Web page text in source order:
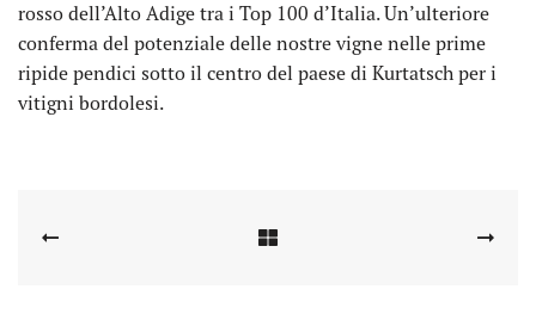
rosso dell’Alto Adige tra i Top 100 d’Italia. Un’ulteriore
conferma del potenziale delle nostre vigne nelle prime
ripide pendici sotto il centro del paese di Kurtatsch per i
vitigni bordolesi.